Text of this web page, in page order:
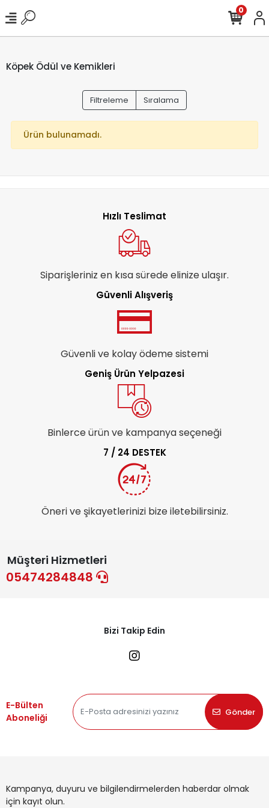
0
Köpek Ödül ve Kemikleri
Filtreleme Sıralama
Ürün bulunamadı.
Hızlı Teslimat
Siparişleriniz en kısa sürede elinize ulaşır.
Güvenli Alışveriş
Güvenli ve kolay ödeme sistemi
Geniş Ürün Yelpazesi
Binlerce ürün ve kampanya seçeneği
7 / 24 DESTEK
Öneri ve şikayetlerinizi bize iletebilirsiniz.
Müşteri Hizmetleri
05474284848
Bizi Takip Edin
E-Bülten
Aboneliği
Gönder
Kampanya, duyuru ve bilgilendirmelerden haberdar olmak
için kayıt olun.